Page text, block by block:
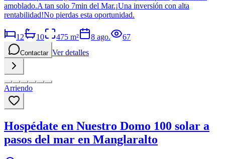
amoblado.A tan solo 7min del Mar.¡Una inversión con alta
rentabilidad!No pierdas esta oportunidad.
12 10 475 m² 8 ago. 67
Contactar Ver detalles
Arriendo
Hospédate en Nuestro Domo 100 solar a
pasos del mar en Manglaralto